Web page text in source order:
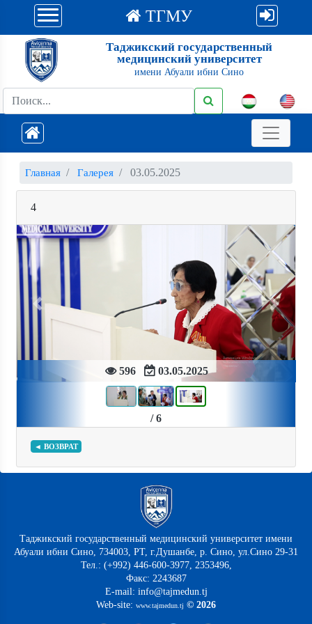
ТГМУ
Таджикский государственный
медицинский университет
имени Абуали ибни Сино
Главная Галерея 03.05.2025
4
596 03.05.2025
Previous Next
/ 6
◄ ВОЗВРАТ
Таджикский государственный медицинский университет имени
Абуали ибни Сино, 734003, РТ, г.Душанбе, р. Сино, ул.Сино 29-31
Тел.: (+992) 446-600-3977, 2353496,
Факс: 2243687
E-mail: info@tajmedun.tj
Web-site: www.tajmedun.tj © 2026